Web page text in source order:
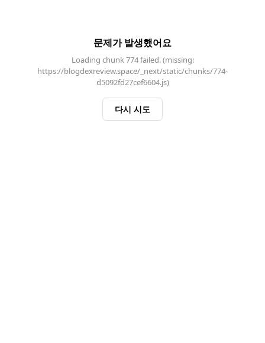
문제가 발생했어요
Loading chunk 774 failed. (missing:
https://blogdexreview.space/_next/static/chunks/774-
d5092fd27cef6604.js)
다시 시도